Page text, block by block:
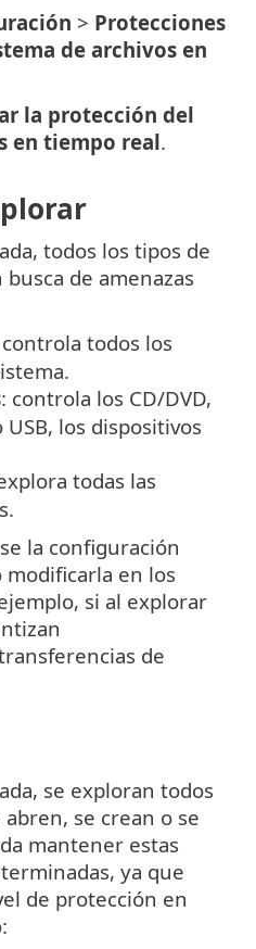
> Protecciones
de archivos en
la protección del
en tiempo real.
todos los tipos de
de amenazas
todos los
: controla los CD/DVD,
los dispositivos
todas las
la configuración
en los
si al explorar
de
se exploran todos
se crean o se
mantener estas
ya que
de protección en